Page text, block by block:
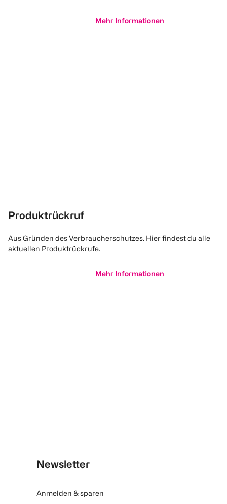
Mehr Informationen
Produktrückruf
Aus Gründen des Verbraucherschutzes. Hier findest du alle
aktuellen Produktrückrufe.
Mehr Informationen
Newsletter
Anmelden & sparen